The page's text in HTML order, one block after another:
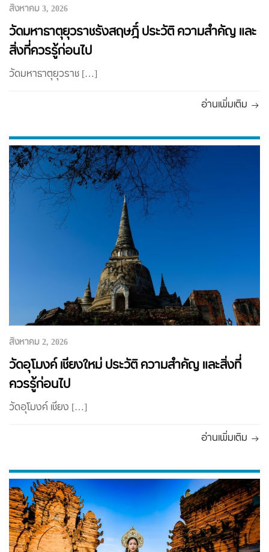
สิงหาคม 3, 2026
วัดมหาธาตุยุวราชรังสฤษฎิ์ ประวัติ ความสำคัญ และ
สิ่งที่ควรรู้ก่อนไป
วัดมหาธาตุยุวราช […]
อ่านเพิ่มเติม
สิงหาคม 2, 2026
วัดอุโมงค์ เชียงใหม่ ประวัติ ความสำคัญ และสิ่งที่
ควรรู้ก่อนไป
วัดอุโมงค์ เชียง […]
อ่านเพิ่มเติม